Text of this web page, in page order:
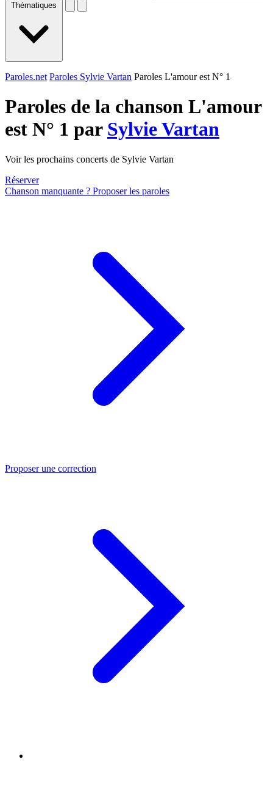
Thématiques
Paroles.net Paroles Sylvie Vartan Paroles L'amour est N° 1
Paroles de la chanson L'amour
est N° 1 par Sylvie Vartan
Voir les prochains concerts de Sylvie Vartan
Réserver
Chanson manquante ? Proposer les paroles
Proposer une correction